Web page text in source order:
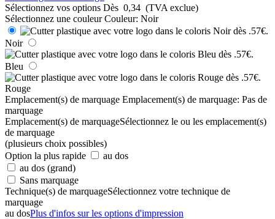
Sélectionnez vos options Dès 0,34 (TVA exclue)
Sélectionnez une couleur Couleur: Noir
Noir
Bleu
Rouge
Emplacement(s) de marquage Emplacement(s) de marquage: Pas de
marquage
Emplacement(s) de marquageSélectionnez le ou les emplacement(s)
de marquage
(plusieurs choix possibles)
Option la plus rapide
au dos
au dos (grand)
Sans marquage
Technique(s) de marquageSélectionnez votre technique de
marquage
au dosPlus d'infos sur les options d'impression